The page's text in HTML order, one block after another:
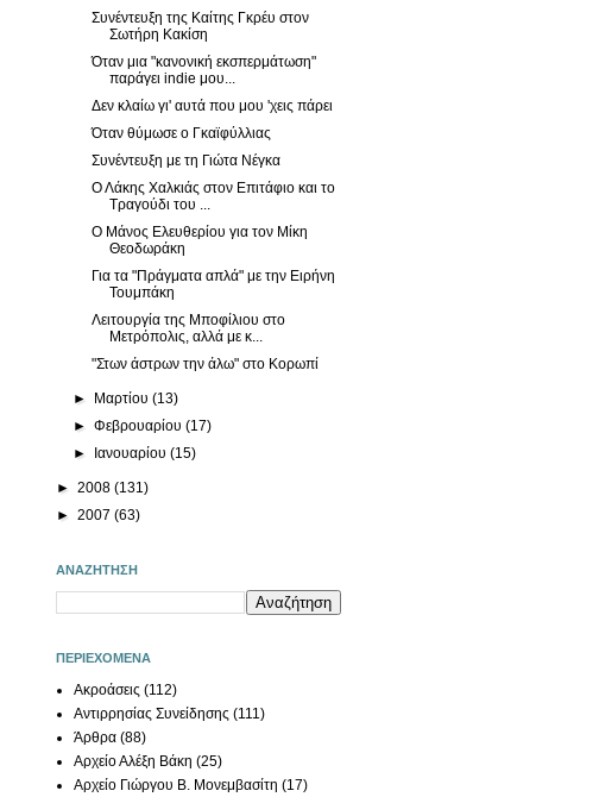
Συνέντευξη της Καίτης Γκρέυ στον
Σωτήρη Κακίση
Όταν μια "κανονική εκσπερμάτωση"
παράγει indie μου...
Δεν κλαίω γι' αυτά που μου 'χεις πάρει
Όταν θύμωσε ο Γκαϊφύλλιας
Συνέντευξη με τη Γιώτα Νέγκα
Ο Λάκης Χαλκιάς στον Επιτάφιο και το
Τραγούδι του ...
Ο Μάνος Ελευθερίου για τον Μίκη
Θεοδωράκη
Για τα "Πράγματα απλά" με την Ειρήνη
Τουμπάκη
Λειτουργία της Μποφίλιου στο
Μετρόπολις, αλλά με κ...
"Στων άστρων την άλω" στο Κορωπί
► Μαρτίου(13)
►Φεβρουαρίου(17)
► Ιανουαρίου(15)
► 2008 (131)
► 2007 (63)
ΑΝΑΖΗΤΗΣΗ
ΠΕΡΙΕΧΟΜΕΝΑ
Ακροάσεις (112)
Αντιρρησίας Συνείδησης (111)
Άρθρα (88)
Αρχείο Αλέξη Βάκη (25)
Αρχείο Γιώργου Β. Μονεμβασίτη (17)